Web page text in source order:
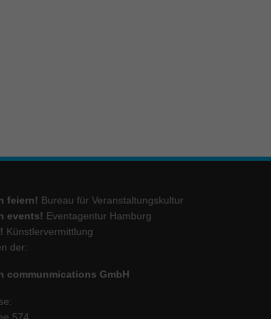
feiern! Bureau für Veranstaltungskultur
events! Eventagentur Hamburg
Künstlervermittlung
der:
communmications GmbH